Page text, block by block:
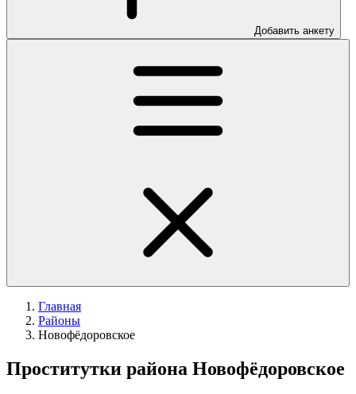
Добавить анкету
Главная
Районы
Новофёдоровское
Проститутки района Новофёдоровское